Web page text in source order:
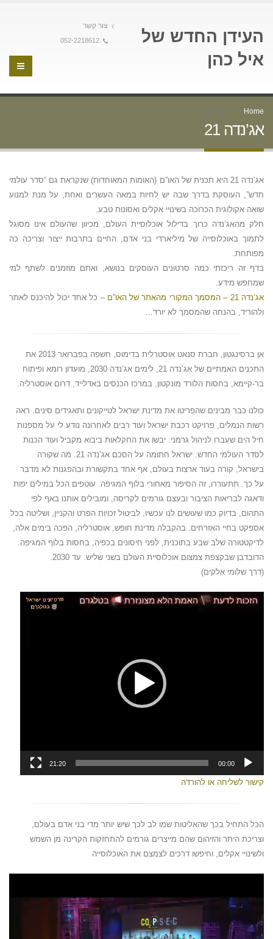
העידן החדש של
איל כהן
צור קשר
052-2218612
Home אג’נדה 21
אג’נדה 21
אג’נדה 21 היא תכנית של האו”ם (האומות המאוחדות) שנקראת גם “סדר עולמי
חדש”, העוסקת בדרך שבה יש לחיות במאה העשרים ואחת, על מנת למנוע
שואה אקולוגית הכרוכה בשינויי אקלים ואסונות טבע.
חלק מהאג’נדה כרוך בדילול אוכלוסיית העולם, מכיוון שהעולם אינו מסוגל
לתמוך באוכלוסייה של מיליארדי בני אדם, החיים בתרבות ייצור וצריכה כה
מפותחת.
בדף זה ריכזתי כמה סרטונים העוסקים בנושא, ואתם מוזמנים לשתף למי
שמחפש מידע.
אג’נדה 21 – המסמך המקורי מהאתר של האו”ם
– כל אחד יכול להיכנס לאתר
ולהוריד, בהנחה שהמסמך לא יורד…
אן ברסינגטון, חברת סנאט אוסטרלית בדימוס, חשפה בפברואר 2013 את
התכנים האמתיים של אג’נדה 21, לימים אג’נדה 2030, מועדון רומא ופיתוח
בר-קיימא, בחסות הלורד מונקטון, במרכז הכנסים באדלייד, דרום אוסטרליה.
כולנו כבר מבינים שהפריטו את מדינת ישראל לטייקונים ותאגידים סינים. ראה
רשות הנמלים, פרויקט רכבת ישראל ועוד רבים לאחרונה נודע לי על מספנות
חיל הים שעברו לניהול גרמני. יבשו את החקלאות ביבוא מקביל ועוד הכנות
לסדר העולמי החדש. ישראל חתומה על הסכם אג’נדה 21. מה שקורה
בישראל, קורה בעוד ארצות בעולם, אף אחד בתקשורת ובהפגנות לא מדבר
על כך. תתעוררו, זה הסיפור מאחורי בלוף המגיפה. עוטפים הכל במילים יפות
ודאגה לבריאות הציבור ובעצם גורמים לקריסה, ומובילים אותנו באף לפי
התהום, בדיוק כמו שעושים לנו עכשיו, לביטול זכויות הפרט והקניין, ושליטה בכל
אספקט בחיי האזרחים. בהקבלה מדינת חופש, אוסטרליה, הפכה בימים אלה,
לדיקטטורה שלב שבע בתוכנית, לפני חיסונים בכפיה, בחסות בלוף המגיפה.
הדובדבן שבקצפת צמצום אוכלוסיית העולם בשני שליש. עד 2030.
(דרך שלומי אלקים)
נגן
00:00
21:20
קישור לשליחה או להורדה
הכל התחיל בכך שהאליטות שמו לב לכך שיש יותר מדי בני אדם בעולם,
וצריכת היתר והזיהום שהם מייצרים גורמים להתחזקות הקרינה מן השמש
ולשינויי אקלים, וחיפשו דרכים לצמצם את האוכלוסייה